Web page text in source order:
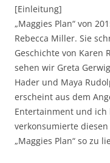
[Einleitung]
„Maggies Plan“ von
Rebecca Miller. Sie
Geschichte von Karen
sehen wir Greta
Hader und Maya
erscheint aus dem
Entertainment und
verkonsumierte
„Maggies Plan“ so zu